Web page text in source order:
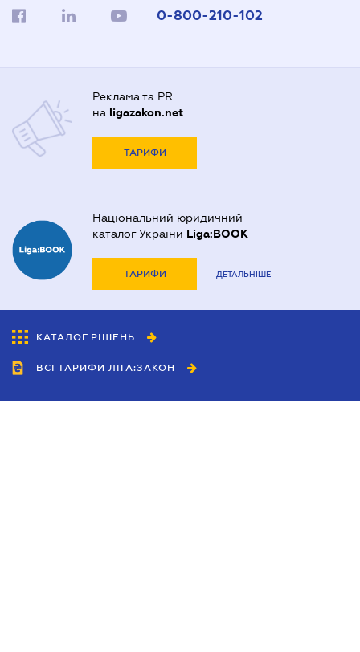
0-800-210-102
Реклама та PR
на ligazakon.net
ТАРИФИ
Національний юридичний
каталог України Liga:BOOK
ТАРИФИ ДЕТАЛЬНІШЕ
КАТАЛОГ РІШЕНЬ
ВСІ ТАРИФИ ЛІГА:ЗАКОН